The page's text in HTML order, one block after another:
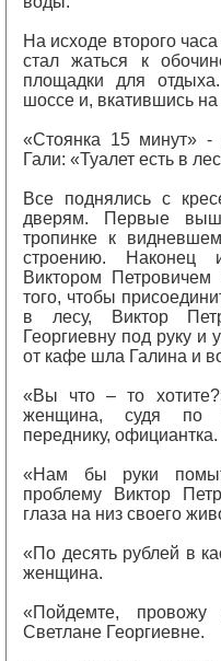
На исходе второго
стал жаться к
площадки для
шоссе и, вкатившись
«Стоянка 15 минут» -
Гали: «Туалет есть в
Все поднялись с
дверям. Первые
тропинке к
строению. Наконец
Виктором
того, чтобы
в лесу, Виктор
Георгиевну под руку и
от кафе шла Галина и
«Вы что – то
женщина, судя по
переднику, официантка.
«Нам бы руки
проблему Виктор
глаза на низ своего
«По десять рублей в
женщина.
«Пойдемте,
Светлане Георгиевне.